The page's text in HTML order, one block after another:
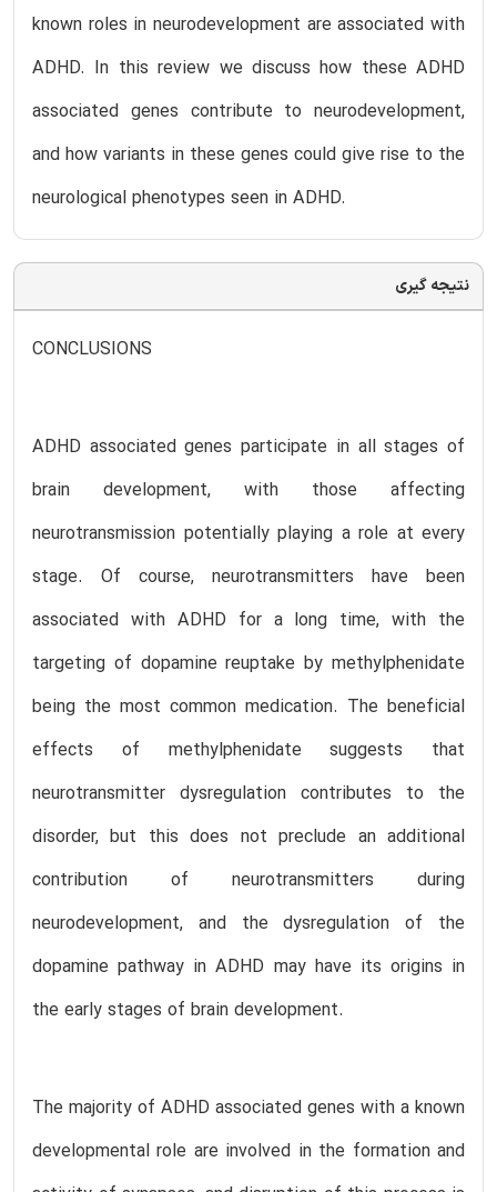
known roles in neurodevelopment are associated with
ADHD. In this review we discuss how these ADHD
associated genes contribute to neurodevelopment,
and how variants in these genes could give rise to the
neurological phenotypes seen in ADHD.
نتیجه گیری
CONCLUSIONS
ADHD associated genes participate in all stages of
brain development, with those affecting
neurotransmission potentially playing a role at every
stage. Of course, neurotransmitters have been
associated with ADHD for a long time, with the
targeting of dopamine reuptake by methylphenidate
being the most common medication. The beneficial
effects of methylphenidate suggests that
neurotransmitter dysregulation contributes to the
disorder, but this does not preclude an additional
contribution of neurotransmitters during
neurodevelopment, and the dysregulation of the
dopamine pathway in ADHD may have its origins in
the early stages of brain development.
The majority of ADHD associated genes with a known
developmental role are involved in the formation and